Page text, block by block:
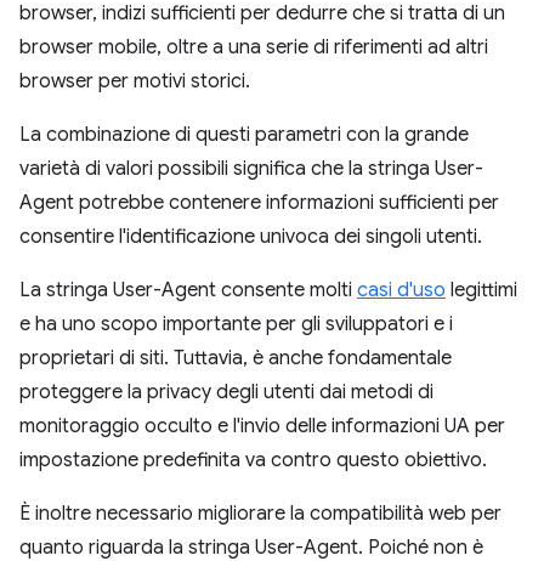
browser, indizi sufficienti per dedurre che si tratta di un
browser mobile, oltre a una serie di riferimenti ad altri
browser per motivi storici.
La combinazione di questi parametri con la grande
varietà di valori possibili significa che la stringa User-
Agent potrebbe contenere informazioni sufficienti per
consentire l'identificazione univoca dei singoli utenti.
La stringa User-Agent consente molti casi d'uso legittimi
e ha uno scopo importante per gli sviluppatori e i
proprietari di siti. Tuttavia, è anche fondamentale
proteggere la privacy degli utenti dai metodi di
monitoraggio occulto e l'invio delle informazioni UA per
impostazione predefinita va contro questo obiettivo.
È inoltre necessario migliorare la compatibilità web per
quanto riguarda la stringa User-Agent. Poiché non è